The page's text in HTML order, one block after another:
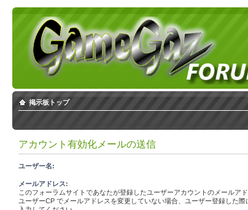
掲示板トップ
アカウント有効化メールの送信
ユーザー名:
メールアドレス:
このフォーラムサイトであなたが登録したユーザーアカウントのメールア
ユーザーCP でメールアドレスを変更していない場合、ユーザー登録した